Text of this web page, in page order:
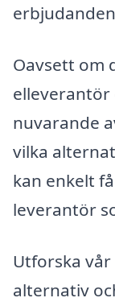
Oavsett om
nuvarande
vilka
kan enkelt
leverantör
Utforska
alternativ